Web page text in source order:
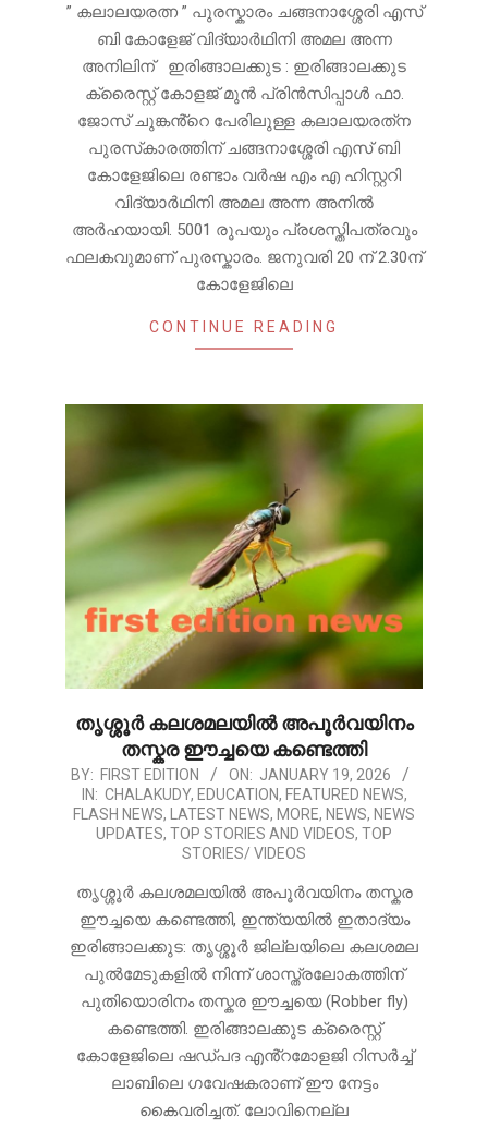
” കലാലയരത്ന ” പുരസ്കാരം ചങ്ങനാശ്ശേരി എസ്
ബി കോളേജ് വിദ്യാർഥിനി അമല അന്ന
അനിലിന് ഇരിങ്ങാലക്കുട : ഇരിങ്ങാലക്കുട
ക്രൈസ്റ്റ് കോളജ് മുൻ പ്രിൻസിപ്പാൾ ഫാ.
ജോസ് ചുങ്കൻ്റെ പേരിലുള്ള കലാലയരത്‌ന
പുരസ്‌കാരത്തിന് ചങ്ങനാശ്ശേരി എസ് ബി
കോളേജിലെ രണ്ടാം വർഷ എം എ ഹിസ്റ്ററി
വിദ്യാർഥിനി അമല അന്ന അനിൽ
അർഹയായി. 5001 രൂപയും പ്രശസ്തിപത്രവും
ഫലകവുമാണ് പുരസ്കാരം. ജനുവരി 20 ന് 2.30ന്
കോളേജിലെ
CONTINUE READING
തൃശ്ശൂർ കലശമലയിൽ അപൂർവയിനം
തസ്കര ഈച്ചയെ കണ്ടെത്തി
2026-
01-
BY: FIRST EDITION ON: JANUARY 19, 2026
IN: CHALAKUDY, EDUCATION, FEATURED NEWS,
FLASH NEWS, LATEST NEWS, MORE, NEWS, NEWS
UPDATES, TOP STORIES AND VIDEOS, TOP
STORIES/ VIDEOS
തൃശ്ശൂർ കലശമലയിൽ അപൂർവയിനം തസ്കര
ഈച്ചയെ കണ്ടെത്തി, ഇന്ത്യയിൽ ഇതാദ്യം
ഇരിങ്ങാലക്കുട: തൃശ്ശൂർ ജില്ലയിലെ കലശമല
പുൽമേടുകളിൽ നിന്ന് ശാസ്ത്രലോകത്തിന്
പുതിയൊരിനം തസ്കര ഈച്ചയെ (Robber fly)
കണ്ടെത്തി. ഇരിങ്ങാലക്കുട ക്രൈസ്റ്റ്
കോളേജിലെ ഷഡ്പദ എൻ്റമോളജി റിസർച്ച്
ലാബിലെ ഗവേഷകരാണ് ഈ നേട്ടം
കൈവരിച്ചത്. ലോവിനെല്ല